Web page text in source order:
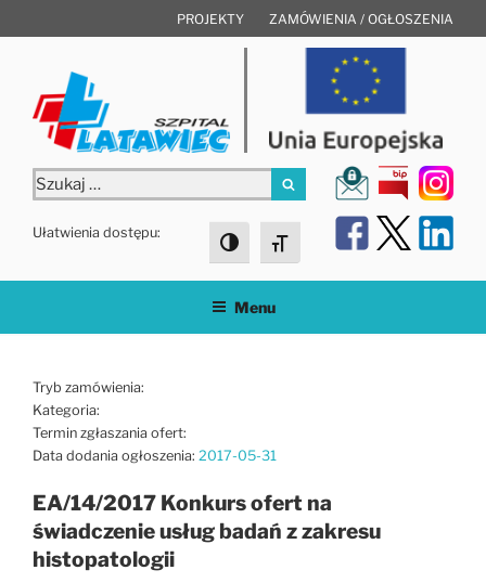
do
PROJEKTY ZAMÓWIENIA / OGŁOSZENIA
Szukaj:
Szukaj
Ułatwienia dostępu:
Toggle High Contrast
Toggle Font size
Menu
Tryb zamówienia:
Kategoria:
Termin zgłaszania ofert:
Data dodania ogłoszenia: 2017-05-31
EA/14/2017 Konkurs ofert na
świadczenie usług badań z zakresu
histopatologii